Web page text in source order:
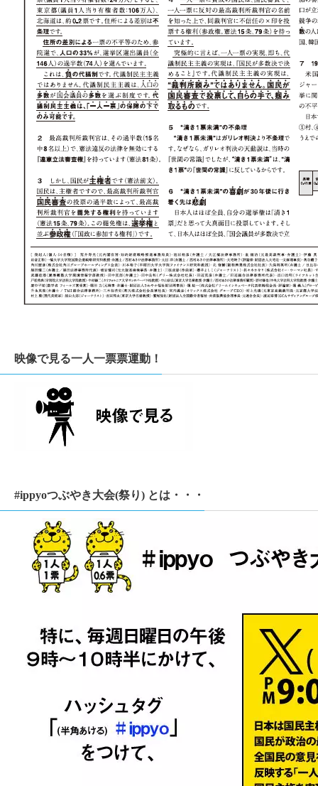
映像で見る一人一票票運動！
#ippyoつぶやき大会(祭り) とは・・・